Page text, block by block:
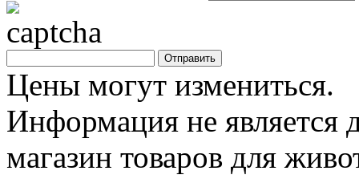
Цены могут измениться.
Информация не является
магазин товаров для